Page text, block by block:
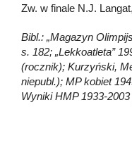
Zw. w finale N.J.
Bibl.: „Magazyn
s. 182; „Lekkoatleta”
(rocznik); Kurzyński,
niepubl.); MP kobiet
Wyniki HMP 1933-